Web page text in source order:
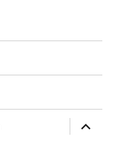
näytä